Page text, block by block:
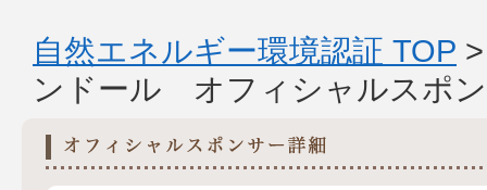
自然エネルギー環境認証 TOP
ンドール オフィシャルスポ